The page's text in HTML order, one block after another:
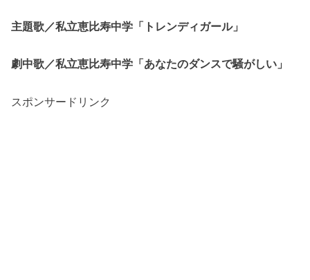
主題歌／私立恵比寿中学「トレンディガール」
劇中歌／私立恵比寿中学「あなたのダンスで騒がしい」
スポンサードリンク